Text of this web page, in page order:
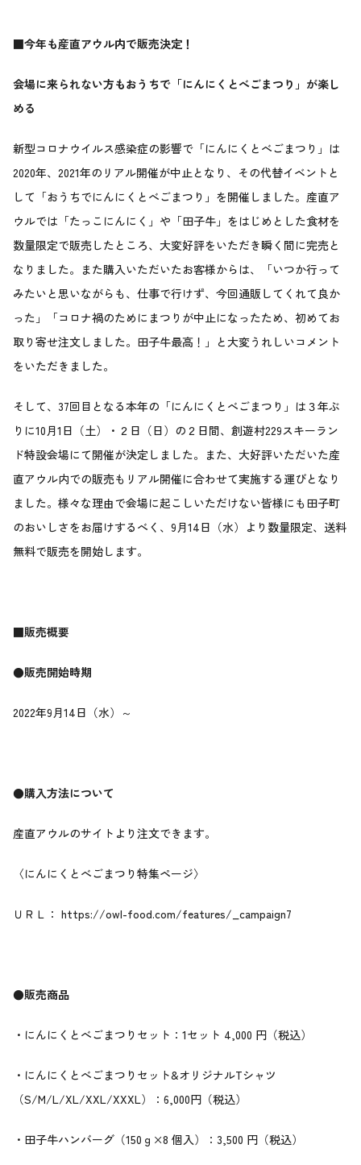
■今年も産直アウル内で販売決定！
会場に来られない方もおうちで「にんにくとべごまつり」が楽し
める
新型コロナウイルス感染症の影響で「にんにくとべごまつり」は
2020年、2021年のリアル開催が中止となり、その代替イベントと
して「おうちでにんにくとべごまつり」を開催しました。産直ア
ウルでは「たっこにんにく」や「田子牛」をはじめとした食材を
数量限定で販売したところ、大変好評をいただき瞬く間に完売と
なりました。また購入いただいたお客様からは、「いつか行って
みたいと思いながらも、仕事で行けず、今回通販してくれて良か
った」「コロナ禍のためにまつりが中止になったため、初めてお
取り寄せ注文しました。田子牛最高！」と大変うれしいコメント
をいただきました。
そして、37回目となる本年の「にんにくとべごまつり」は３年ぶ
りに10月1日（土）・２日（日）の２日間、創遊村229スキーラン
ド特設会場にて開催が決定しました。また、大好評いただいた産
直アウル内での販売もリアル開催に合わせて実施する運びとなり
ました。様々な理由で会場に起こしいただけない皆様にも田子町
のおいしさをお届けするべく、9月14日（水）より数量限定、送料
無料で販売を開始します。
■販売概要
●販売開始時期
2022年9月14日（水）～
●購入方法について
産直アウルのサイトより注文できます。
〈にんにくとべごまつり特集ページ〉
ＵＲＬ： https://owl-food.com/features/_campaign7
●販売商品
・にんにくとべごまつりセット：1セット 4,000 円（税込）
・にんにくとべごまつりセット&オリジナルTシャツ
（S/M/L/XL/XXL/XXXL）：6,000円（税込）
・田子牛ハンバーグ（150ｇ×8 個入）：3,500 円（税込）